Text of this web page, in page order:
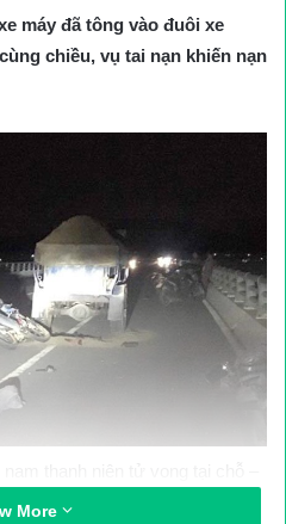
máy đã tông vào đuôi xe
chiều, vụ tai nạn khiến nạn
Hưng
More